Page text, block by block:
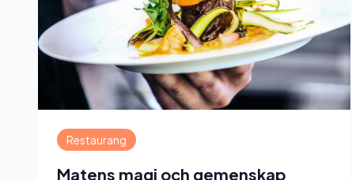
Restaurang
Matens magi och gemenskap